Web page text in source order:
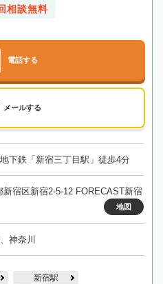
相談無料
電話する
メールする
下鉄「新宿三丁目駅」徒歩4分
新宿区新宿2-5-12 FORECAST新宿
地図
神奈川
新宿駅